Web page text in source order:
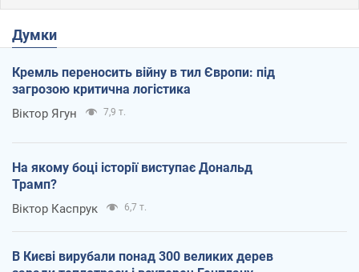
Думки
Кремль переносить війну в тил Європи: під
загрозою критична логістика
Віктор Ягун 7,9 т.
На якому боці історії виступає Дональд
Трамп?
Віктор Каспрук 6,7 т.
В Києві вирубали понад 300 великих дерев